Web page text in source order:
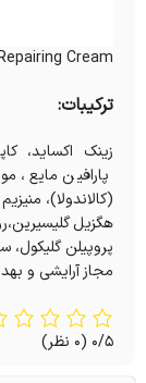
Cream
ترکیبات:
زینک اکساید،
پارافین مایع،
(کالاندولا)،
هگزیل‌
مجاز آرایشی و
0/5 (0 نظر)